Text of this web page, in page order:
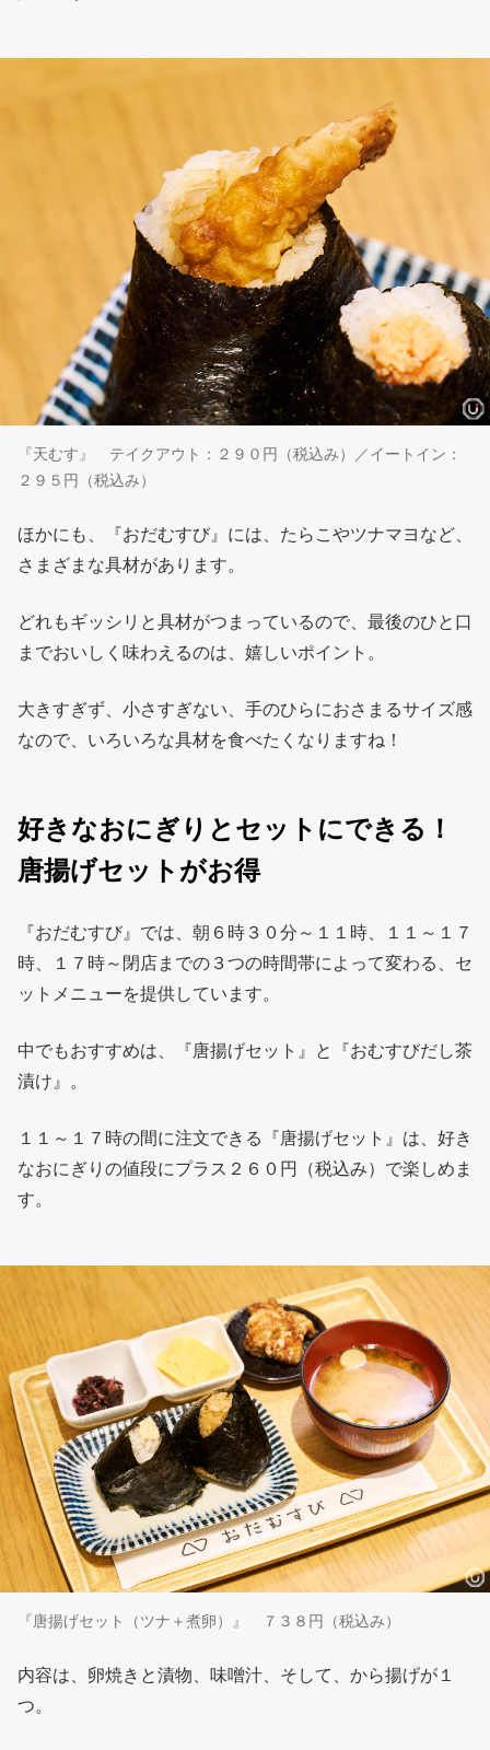
『天むす』 テイクアウト：２９０円（税込み）／イートイン：
２９５円（税込み）
ほかにも、『おだむすび』には、たらこやツナマヨなど、
さまざまな具材があります。
どれもギッシリと具材がつまっているので、最後のひと口
までおいしく味わえるのは、嬉しいポイント。
大きすぎず、小さすぎない、手のひらにおさまるサイズ感
なので、いろいろな具材を食べたくなりますね！
好きなおにぎりとセットにできる！
唐揚げセットがお得
『おだむすび』では、朝６時３０分～１１時、１１～１７
時、１７時～閉店までの３つの時間帯によって変わる、セ
ットメニューを提供しています。
中でもおすすめは、『唐揚げセット』と『おむすびだし茶
漬け』。
１１～１７時の間に注文できる『唐揚げセット』は、好き
なおにぎりの値段にプラス２６０円（税込み）で楽しめま
す。
『唐揚げセット（ツナ＋煮卵）』 ７３８円（税込み）
内容は、卵焼きと漬物、味噌汁、そして、から揚げが１
つ。